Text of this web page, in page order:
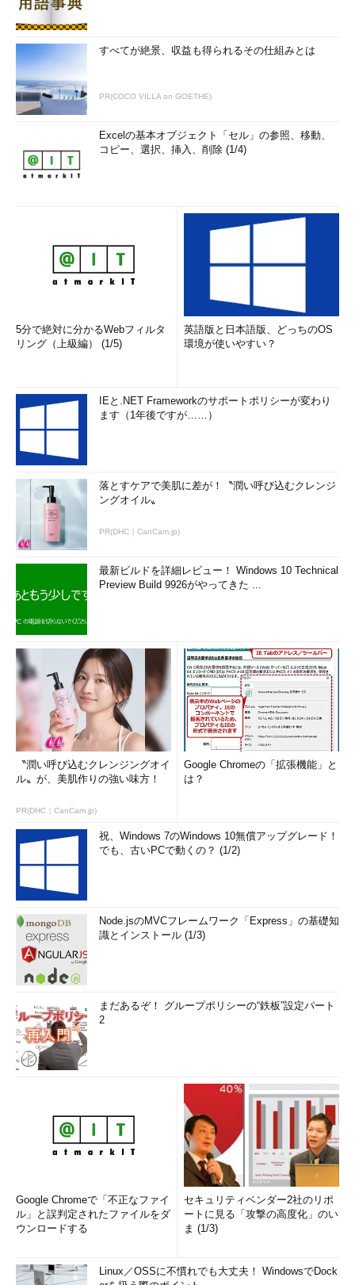
すべてが絶景、収益も得られるその仕組みとは
PR(COCO VILLA on GOETHE)
Excelの基本オブジェクト「セル」の参照、移動、
コピー、選択、挿入、削除 (1/4)
5分で絶対に分かるWebフィルタ
リング（上級編） (1/5)
英語版と日本語版、どっちのOS
環境が使いやすい？
IEと.NET Frameworkのサポートポリシーが変わり
ます（1年後ですが……）
落とすケアで美肌に差が！〝潤い呼び込むクレンジ
ングオイル〟
PR(DHC｜CanCam.jp)
最新ビルドを詳細レビュー！ Windows 10 Technical
Preview Build 9926がやってきた ...
〝潤い呼び込むクレンジングオイ
ル〟が、美肌作りの強い味方！
PR(DHC｜CanCam.jp)
Google Chromeの「拡張機能」と
は？
祝、Windows 7のWindows 10無償アップグレード！
でも、古いPCで動くの？ (1/2)
Node.jsのMVCフレームワーク「Express」の基礎知
識とインストール (1/3)
まだあるぞ！ グループポリシーの“鉄板”設定パート
2
Google Chromeで「不正なファイ
ル」と誤判定されたファイルをダ
ウンロードする
セキュリティベンダー2社のリポ
ートに見る「攻撃の高度化」のい
ま (1/3)
Linux／OSSに不慣れでも大丈夫！ WindowsでDock